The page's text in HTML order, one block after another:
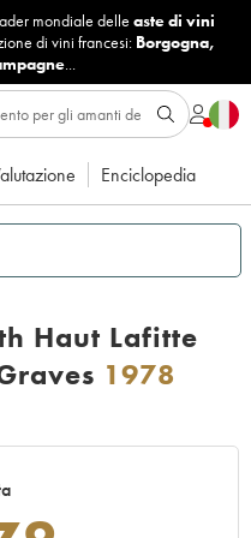
mondiale delle aste di vini
di vini francesi: Borgogna,
...
Enciclopedia
Haut Lafitte
1978